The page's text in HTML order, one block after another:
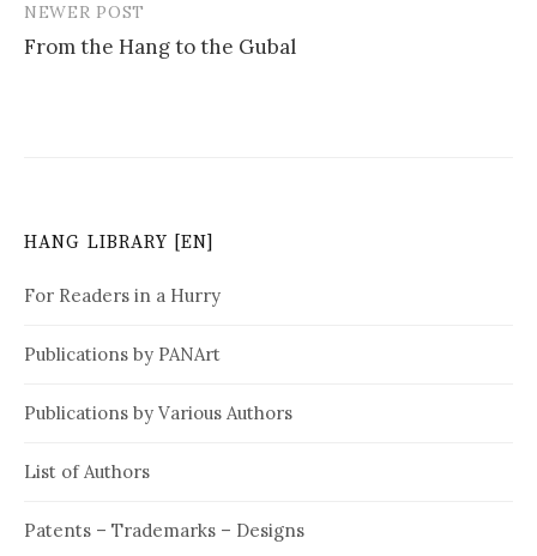
o
v
i
a
t
o
n
NEWER POST
From the Hang to the Gubal
HANG LIBRARY [EN]
For Readers in a Hurry
Publications by PANArt
Publications by Various Authors
List of Authors
Patents – Trademarks – Designs